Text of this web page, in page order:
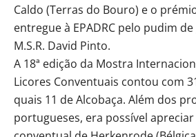
Caldo (Terras do Bouro) e o
entregue à EPADRC pelo pudim
M.S.R. David Pinto.
A 18ª edição da Mostra
Licores Conventuais contou com
quais 11 de Alcobaça. Além dos
portugueses, era possível apreciar